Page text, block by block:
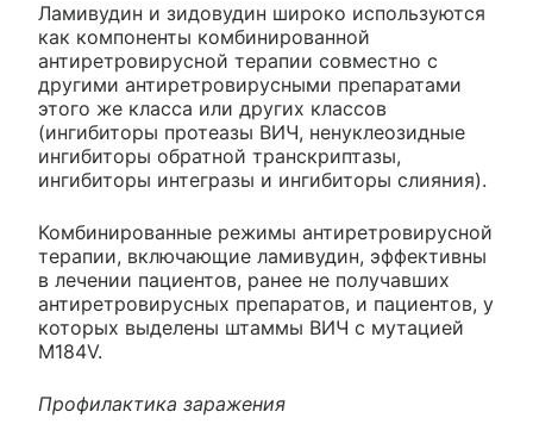
Ламивудин и зидовудин широко используются
как компоненты комбинированной
антиретровирусной терапии совместно с
другими антиретровирусными препаратами
этого же класса или других классов
(ингибиторы протеазы ВИЧ, ненуклеозидные
ингибиторы обратной транскриптазы,
ингибиторы интегразы и ингибиторы слияния).
Комбинированные режимы антиретровирусной
терапии, включающие ламивудин, эффективны
в лечении пациентов, ранее не получавших
антиретровирусных препаратов, и пациентов, у
которых выделены штаммы ВИЧ с мутацией
M184V.
Профилактика заражения